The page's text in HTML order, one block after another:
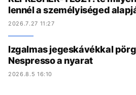
lennél a személyiséged
2026.7.27 11:27
Izgalmas jegeskávékkal
Nespresso a nyarat
2026.8.5 16:10